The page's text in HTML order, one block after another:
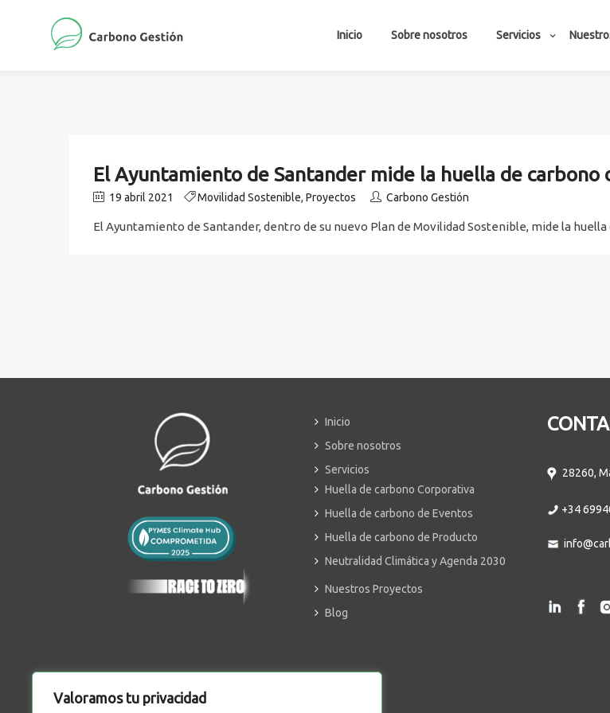
Valoramos tu privacidad
Inicio Sobre nosotros Servicios
El Ayuntamiento de Santander mide la huella de
19 abril 2021 Movilidad Sostenible, Proyectos Carbono Gestión
El Ayuntamiento de Santander, dentro de su nuevo Plan de Movilidad Sostenible, mide la
Inicio
Sobre nosotros
Servicios
Huella de carbono Corporativa
Huella de carbono de Eventos
Huella de carbono de Producto
Neutralidad Climática y Agenda 2030
Nuestros Proyectos
Blog
28260,
+34